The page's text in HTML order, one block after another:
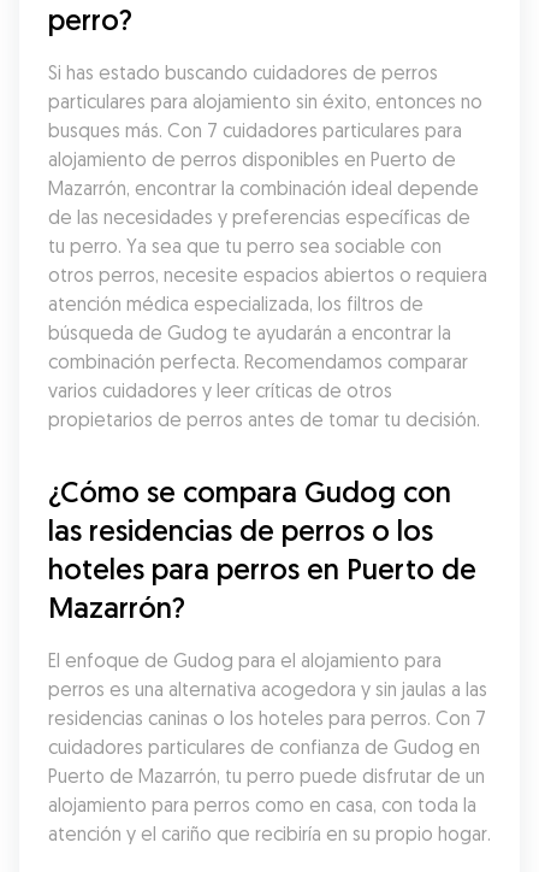
perro?
Si has estado buscando cuidadores de perros
particulares para alojamiento sin éxito, entonces no
busques más. Con 7 cuidadores particulares para
alojamiento de perros disponibles en Puerto de
Mazarrón, encontrar la combinación ideal depende
de las necesidades y preferencias específicas de
tu perro. Ya sea que tu perro sea sociable con
otros perros, necesite espacios abiertos o requiera
atención médica especializada, los filtros de
búsqueda de Gudog te ayudarán a encontrar la
combinación perfecta. Recomendamos comparar
varios cuidadores y leer críticas de otros
propietarios de perros antes de tomar tu decisión.
¿Cómo se compara Gudog con
las residencias de perros o los
hoteles para perros en Puerto de
Mazarrón?
El enfoque de Gudog para el alojamiento para
perros es una alternativa acogedora y sin jaulas a las
residencias caninas o los hoteles para perros. Con 7
cuidadores particulares de confianza de Gudog en
Puerto de Mazarrón, tu perro puede disfrutar de un
alojamiento para perros como en casa, con toda la
atención y el cariño que recibiría en su propio hogar.